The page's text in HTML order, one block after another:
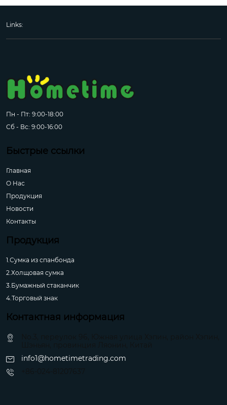
Links:
Пн - Пт: 9:00-18:00
Сб - Вс: 9:00-16:00
Быстрые ссылки
Главная
О Hас
Продукция
Новости
Контакты
Продукция
1.Сумка из спанбонда
2.Холщовая сумка
3.Бумажный стаканчик
4.Торговый знак
Контактная информация
info1@hometimetrading.com